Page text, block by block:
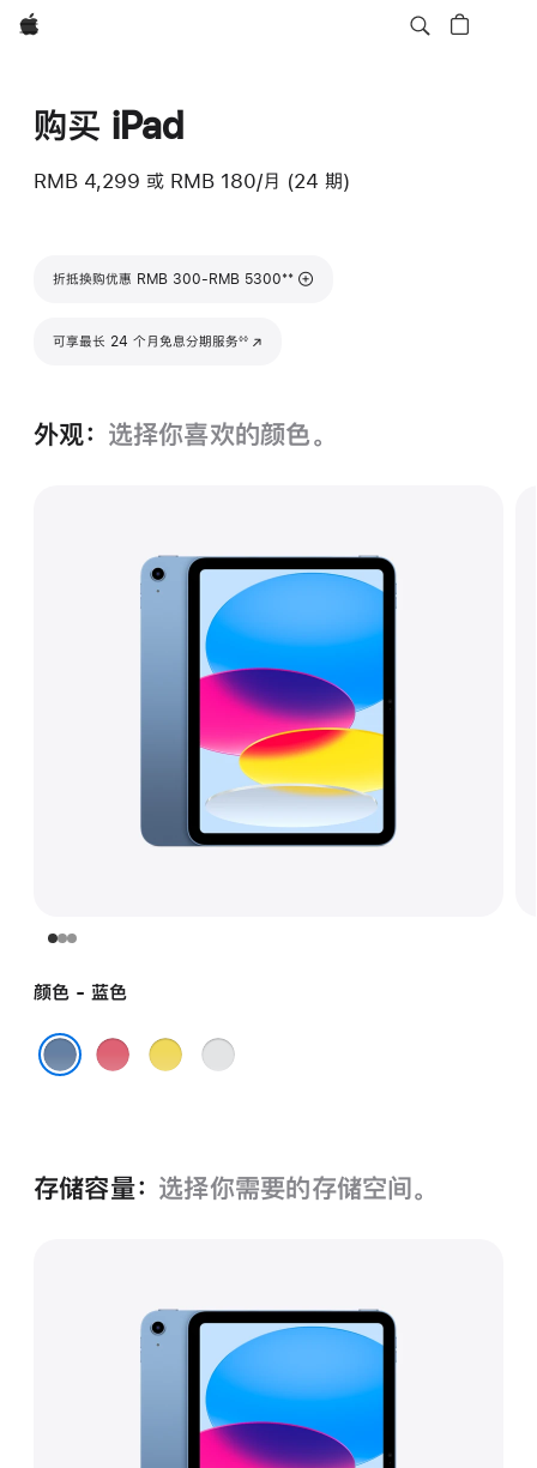
Apple
购买 iPad
RMB 4,299 或 RMB 180/月 (24 期)
折抵换购优惠 RMB 300-RMB 5300脚注
**
可享最长 24 个月免息分期服务◊◊
(在新窗口中打开)
外观： 选择你喜欢的颜色。
颜色 - 蓝色
粉
黄
银
存储容量： 选择你需要的存储空间。